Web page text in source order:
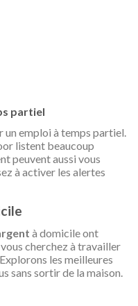
partiel
un emploi à temps partiel.
listent beaucoup
peuvent aussi vous
à activer les alertes
à domicile ont
cherchez à travailler
les meilleures
sans sortir de la maison.